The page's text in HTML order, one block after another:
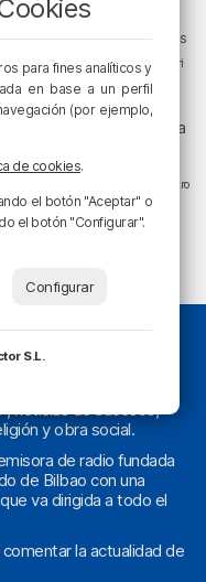
del Rey cultura Cáritas
Bizkaia el tiempo Enkarterri
Vasco)
LaLiga
LaLiga
sucesos Teatro
tráfico
radio en Bilbao.
y obra social.
de radio fundada
de Bilbao con una
va dirigida a todo el
la actualidad de
para fines analíticos y
en base a un perfil
(por ejemplo,
de cookies.
el botón "Aceptar" o
el botón "Configurar".
Configurar
S.L.